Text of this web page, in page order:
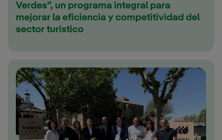
Verdes”, un programa integral para
mejorar la eficiencia y competitividad del
sector turístico